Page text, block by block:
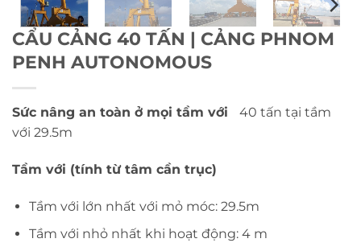
CẨU CẢNG 40 TẤN | CẢNG PHNOM
PENH AUTONOMOUS
Sức nâng an toàn ở mọi tầm với
40 tấn tại tầm
với 29.5m
Tầm với (tính từ tâm cần trục)
Tầm với lớn nhất với mỏ móc: 29.5m
Tầm với nhỏ nhất khi hoạt động: 4 m